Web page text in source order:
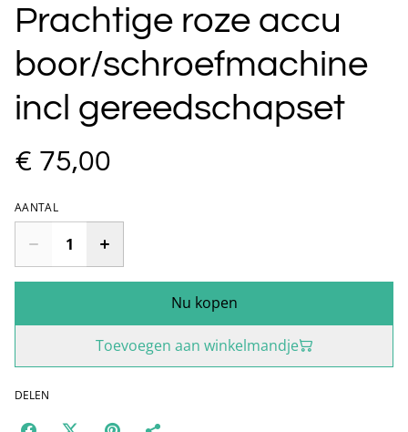
Prachtige roze accu
boor/schroefmachine
incl gereedschapset
€ 75,00
AANTAL
Nu kopen
Toevoegen aan winkelmandje
DELEN